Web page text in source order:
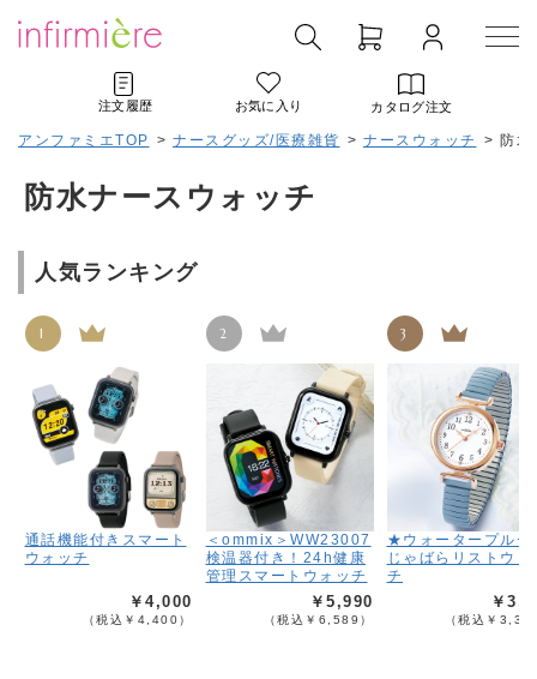
注文履歴 お気に入り カタログ注文
アンファミエTOP > ナースグッズ/医療雑貨 > ナースウォッチ > 防水
防水ナースウォッチ
人気ランキング
1
通話機能付きスマート
ウォッチ
￥4,000
（税込￥4,400）
2
＜ommix＞WW23007
検温器付き！24h健康
管理スマートウォッチ
￥5,990
（税込￥6,589）
3
★ウォータープルー
じゃばらリストウォ
チ
￥
（税込￥